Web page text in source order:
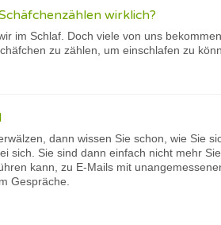
wirklich?
im Schlaf. Doch viele von uns
zu zählen, um einschlafen zu
dann wissen Sie schon, wie Sie
sich. Sie sind dann einfach nicht mehr
kann, zu E-Mails mit
Gespräche.